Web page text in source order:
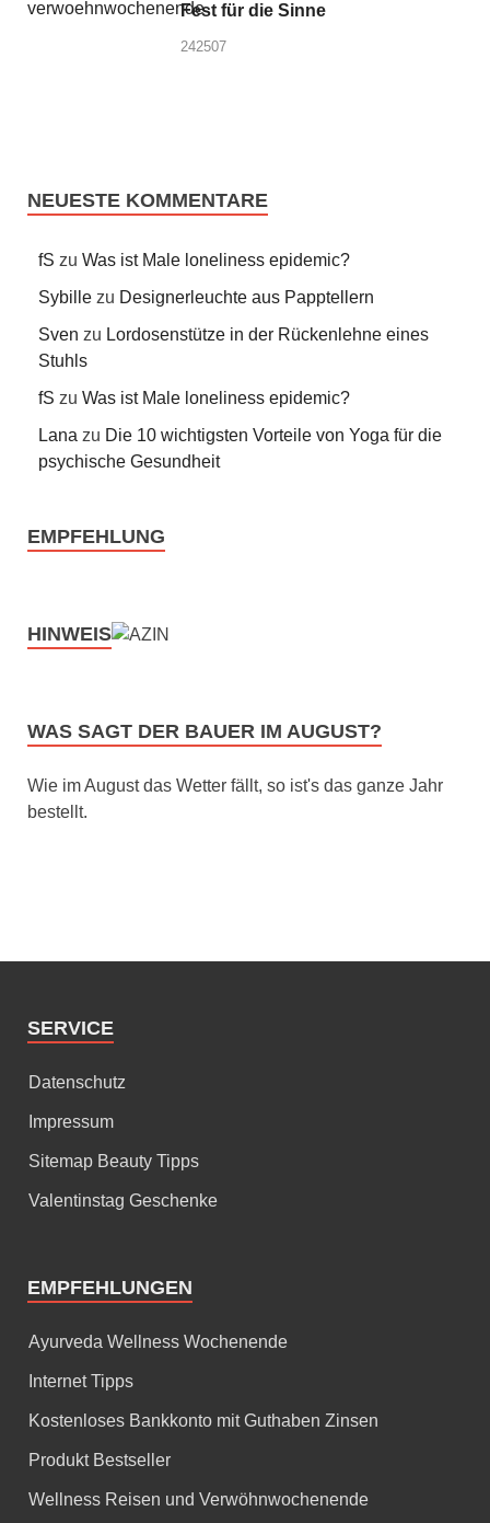
Fest für die Sinne
242507
NEUESTE KOMMENTARE
fS zu Was ist Male loneliness epidemic?
Sybille zu Designerleuchte aus Papptellern
Sven zu Lordosenstütze in der Rückenlehne eines
Stuhls
fS zu Was ist Male loneliness epidemic?
Lana zu Die 10 wichtigsten Vorteile von Yoga für die
psychische Gesundheit
EMPFEHLUNG
HINWEIS
WAS SAGT DER BAUER IM AUGUST?
Wie im August das Wetter fällt, so ist's das ganze Jahr
bestellt.
SERVICE
Datenschutz
Impressum
Sitemap Beauty Tipps
Valentinstag Geschenke
EMPFEHLUNGEN
Ayurveda Wellness Wochenende
Internet Tipps
Kostenloses Bankkonto mit Guthaben Zinsen
Produkt Bestseller
Wellness Reisen und Verwöhnwochenende